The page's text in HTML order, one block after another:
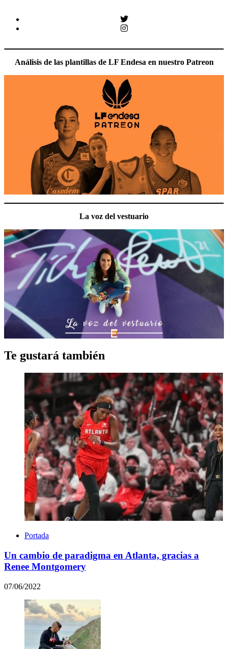
Twitter
Instagram
Análisis de las plantillas de LF Endesa en nuestro Patreon
La voz del vestuario
Te gustará también
Portada
Un cambio de paradigma en Atlanta, gracias a
Renee Montgomery
07/06/2022